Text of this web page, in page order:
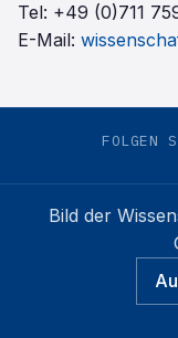
Tel: +49 (0)711
E-Mail:
FOLGEN
Bild der